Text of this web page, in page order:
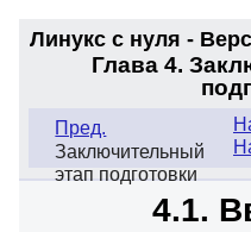
Линукс с нуля -
Глава 4.
Пред.
Заключительный
этап подготовки
4.1.